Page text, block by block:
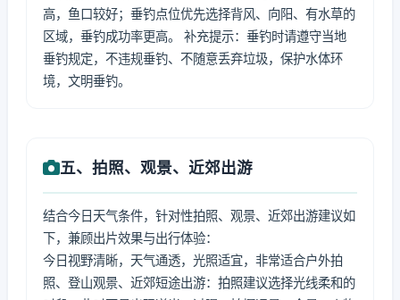
高，鱼口较好；垂钓点位优先选择背风、向阳、有水草的
区域，垂钓成功率更高。 补充提示：垂钓时请遵守当地
垂钓规定，不违规垂钓、不随意丢弃垃圾，保护水体环
境，文明垂钓。
五、拍照、观景、近郊出游
结合今日天气条件，针对性拍照、观景、近郊出游建议如
下，兼顾出片效果与出行体验：
今日视野清晰，天气通透，光照适宜，非常适合户外拍
照、登山观景、近郊短途出游：拍照建议选择光线柔和的